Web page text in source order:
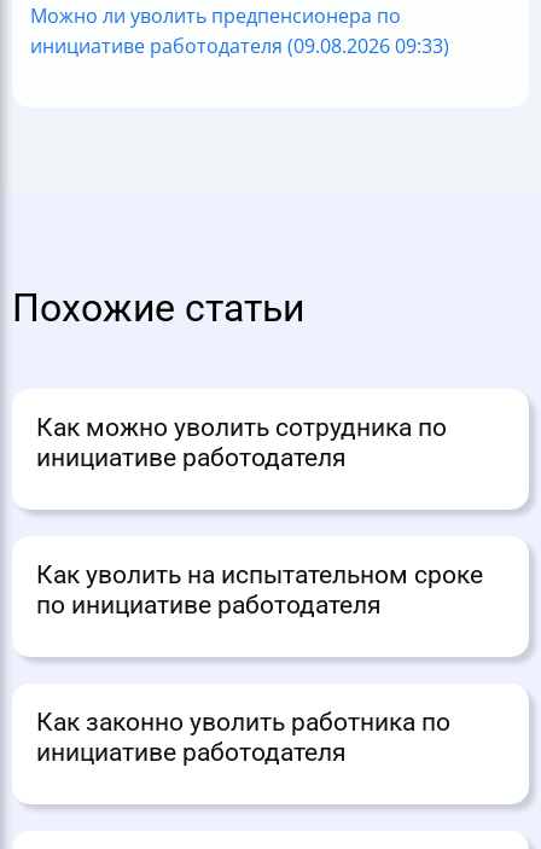
Можно ли уволить предпенсионера по
инициативе работодателя (09.08.2026 09:33)
Похожие статьи
Как можно уволить сотрудника по
инициативе работодателя
Как уволить на испытательном сроке
по инициативе работодателя
Как законно уволить работника по
инициативе работодателя